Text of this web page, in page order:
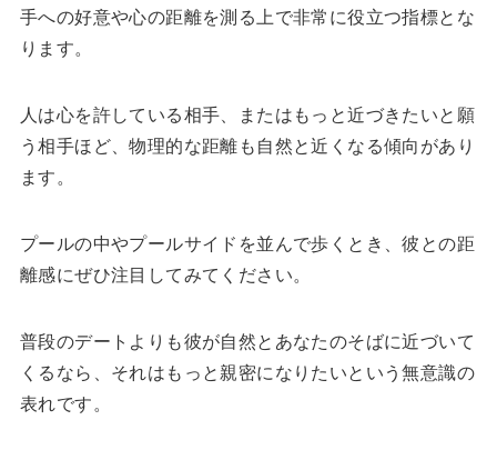
手への好意や心の距離を測る上で非常に役立つ指標とな
ります。
人は心を許している相手、またはもっと近づきたいと願
う相手ほど、物理的な距離も自然と近くなる傾向があり
ます。
プールの中やプールサイドを並んで歩くとき、彼との距
離感にぜひ注目してみてください。
普段のデートよりも彼が自然とあなたのそばに近づいて
くるなら、それはもっと親密になりたいという無意識の
表れです。